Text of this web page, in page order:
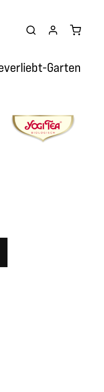
Garten
Schaltflächen